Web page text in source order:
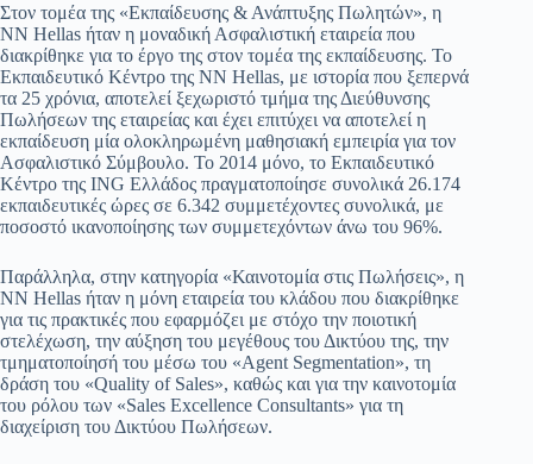
Στον τομέα της «Εκπαίδευσης & Ανάπτυξης Πωλητών», η
NN Hellas ήταν η μοναδική Ασφαλιστική εταιρεία που
διακρίθηκε για το έργο της στον τομέα της εκπαίδευσης. Το
Εκπαιδευτικό Κέντρο της NN Hellas, με ιστορία που ξεπερνά
τα 25 χρόνια, αποτελεί ξεχωριστό τμήμα της Διεύθυνσης
Πωλήσεων της εταιρείας και έχει επιτύχει να αποτελεί η
εκπαίδευση μία ολοκληρωμένη μαθησιακή εμπειρία για τον
Ασφαλιστικό Σύμβουλο. Το 2014 μόνο, το Εκπαιδευτικό
Κέντρο της ING Ελλάδος πραγματοποίησε συνολικά 26.174
εκπαιδευτικές ώρες σε 6.342 συμμετέχοντες συνολικά, με
ποσοστό ικανοποίησης των συμμετεχόντων άνω του 96%.
Παράλληλα, στην κατηγορία «Καινοτομία στις Πωλήσεις», η
NN Hellas ήταν η μόνη εταιρεία του κλάδου που διακρίθηκε
για τις πρακτικές που εφαρμόζει με στόχο την ποιοτική
στελέχωση, την αύξηση του μεγέθους του Δικτύου της, την
τμηματοποίησή του μέσω του «Agent Segmentation», τη
δράση του «Quality of Sales», καθώς και για την καινοτομία
του ρόλου των «Sales Excellence Consultants» για τη
διαχείριση του Δικτύου Πωλήσεων.